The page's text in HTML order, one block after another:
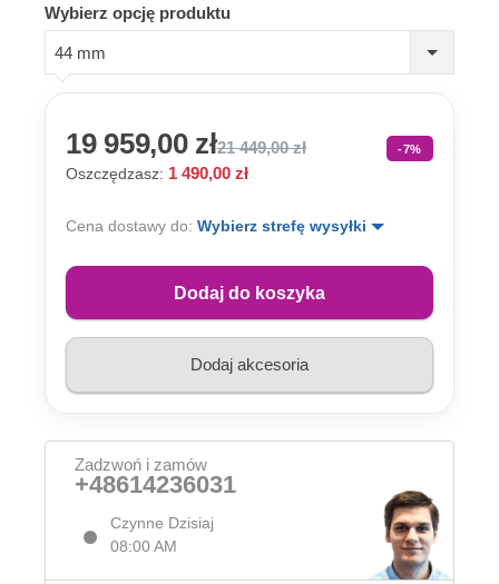
Wybierz opcję produktu
44 mm
19 959,00 zł21 449,00 zł -7%
Oszczędzasz: 1 490,00 zł
Cena dostawy do: Wybierz strefę wysyłki
Dodaj do koszyka
Dodaj akcesoria
Zadzwoń i zamów
+48614236031
Czynne Dzisiaj
08:00 AM